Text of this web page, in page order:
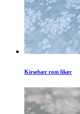
Kirsebær rom likør